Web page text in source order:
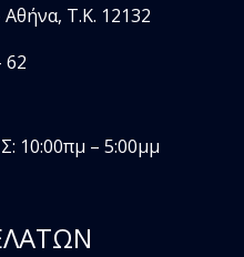
T.K. 12132
62
10:00πμ – 5:00μμ